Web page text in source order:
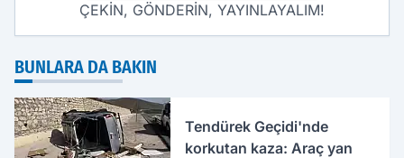
ÇEKİN, GÖNDERİN, YAYINLAYALIM!
BUNLARA DA BAKIN
Tendürek Geçidi'nde
korkutan kaza: Araç yan